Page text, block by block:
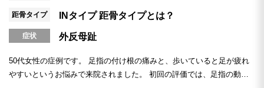
距骨タイプ INタイプ 距骨タイプとは？
症状 外反母趾
50代女性の症例です。 足指の付け根の痛みと、歩いていると足が疲れ
やすいというお悩みで来院されました。 初回の評価では、足指の動き